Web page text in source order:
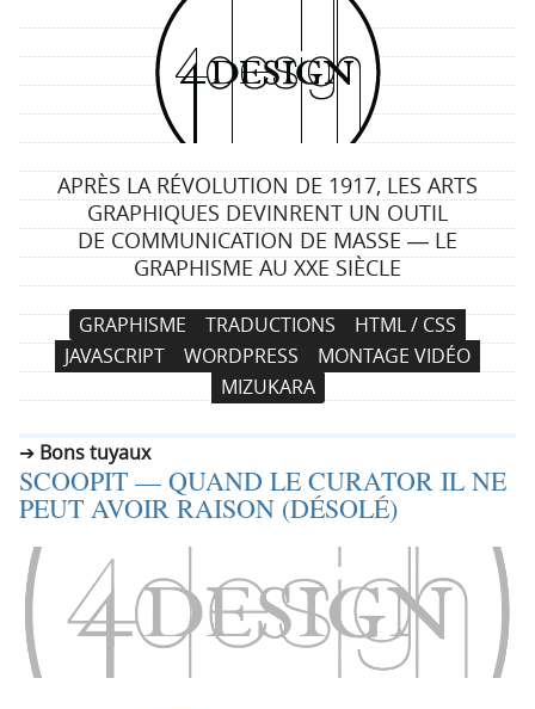
4
d
e
s
i
g
n
APRÈS LA RÉVOLUTION DE 1917, LES ARTS
GRAPHIQUES DEVINRENT UN OUTIL
DE COMMUNICATION DE MASSE ― LE
GRAPHISME AU XXE SIÈCLE
N
a
v
i
a
t
i
n
r
A
l
l
e
a
u
c
n
e
n
GRAPHISME TRADUCTIONS
HTML / CSS
JAVASCRIPT
WORDPRESS
MONTAGE VIDÉO
MIZUKARA
Bons tuyaux
SCOOPIT — QUAND LE CURATOR IL NE
PEUT AVOIR RAISON (DÉSOLÉ)